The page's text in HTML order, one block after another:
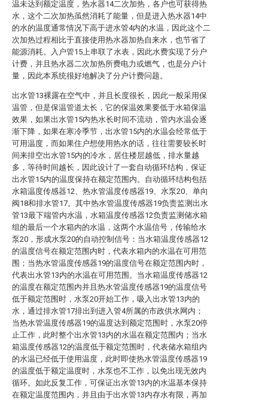
温未达到额定温度，热水器14二次加热，各户也可获得热
水，这个二次加热虽然消耗了能量，但是进入热水器14中
的水的温度通常情况下高于进水管4内的水温，因此这个二
次加热过程相比于直接使用热水器加热自来水，也节省了
能源消耗。入户管15上串联了水表，因此水费实现了分户
计费，并且热水器二次加热所费电力或燃气，也是分户计
量，因此本系统很好地解决了分户计费问题。
出水管13裸露在空气中，并且长度很长，因此一般采用保
温管，但是保温管道太长，它的保温效果要低于水箱保温
效果，如果出水管15内热水长时间不流动，管内水温会逐
渐下降，如果在寒冷季节，出水管15内的水温会经常低于
可用温度，而如果住户想使用热水的话，往往需要较长时
间来排空出水管15内的冷水，居住楼层越低，排水量越
多，等待时间越长，因此设计了一套自动循环结构，保证
出水管15内的温度保持在额定范围内。自动循环结构包括
水箱温度传感器12、热水管温度传感器19、水泵20、单向
阀18和排水管17。其中热水管温度传感器19负责监测出水
管13最下端管内水温，水箱温度传感器12负责监测储水箱
组的最后一个水箱内的水温，这两个水温信号，传输给水
泵20，形成水泵20的自动控制信号：当水箱温度传感器12
的温度信号在额定范围内时，代表水箱内的水温在可用范
围；当热水管温度传感器19的温度信号在额定范围内时，
代表出水管13内的水温在可用范围。当水箱温度传感器12
的温度在额定范围内并且热水管温度传感器19的温度信号
低于额定范围时，水泵20开始工作，吸入出水管13内的
水，通过排水管17排出到进入管4所属的市政供水网内；
当热水管温度传感器19的温度达到额定范围时，水泵20停
止工作，此时整个出水管13内的水温在额定范围内；当水
箱温度传感器12的温度低于额定范围时，代表储水箱组内
的水温已经低于使用温度，此时即使热水管温度传感器19
的温度低于额定温度时，水泵也不工作，以免出现无效内
循环。如此反复工作，可保证出水管13内的水温基本保持
在额定温度范围内，并且由于出水管13内存水有限，再加